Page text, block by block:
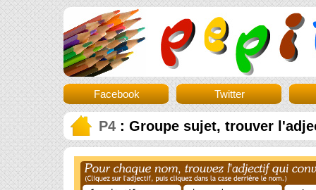
Facebook Twitter
P4 : Groupe sujet, trouver